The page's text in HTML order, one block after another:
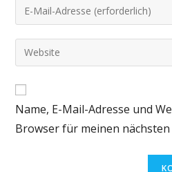
Name, E-Mail-Adresse und
Browser für meinen